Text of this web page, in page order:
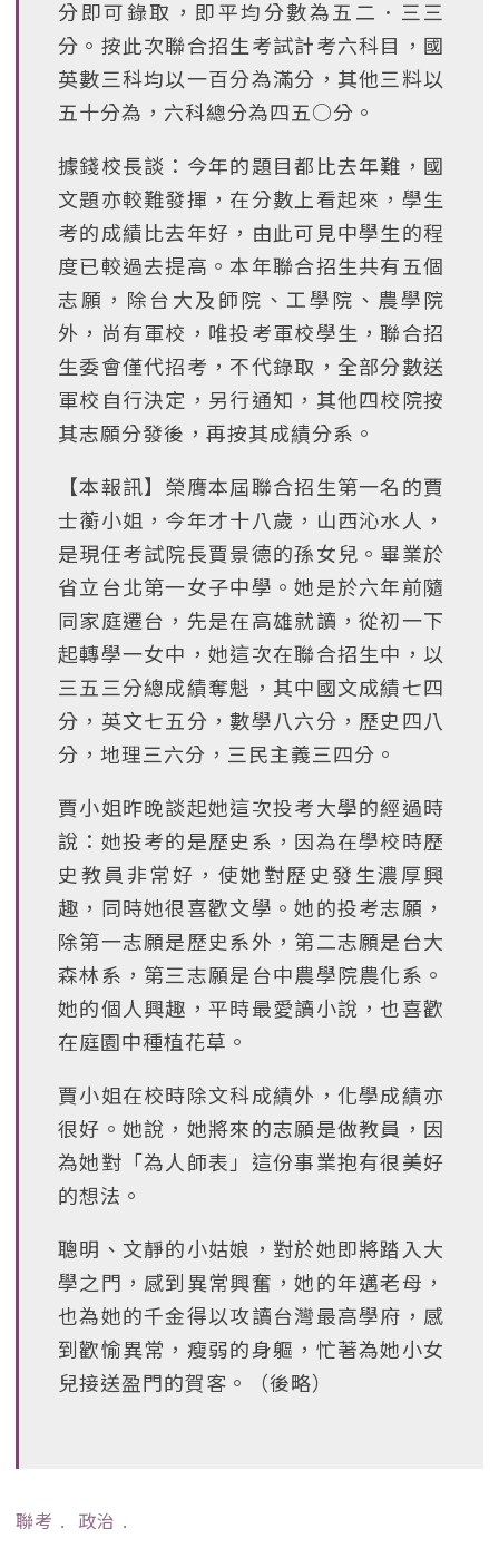
分即可錄取，即平均分數為五二．三三
分。按此次聯合招生考試計考六科目，國
英數三科均以一百分為滿分，其他三料以
五十分為，六科總分為四五○分。
據錢校長談：今年的題目都比去年難，國
文題亦較難發揮，在分數上看起來，學生
考的成績比去年好，由此可見中學生的程
度已較過去提高。本年聯合招生共有五個
志願，除台大及師院、工學院、農學院
外，尚有軍校，唯投考軍校學生，聯合招
生委會僅代招考，不代錄取，全部分數送
軍校自行決定，另行通知，其他四校院按
其志願分發後，再按其成績分系。
【本報訊】榮膺本屆聯合招生第一名的賈
士蘅小姐，今年才十八歲，山西沁水人，
是現任考試院長賈景德的孫女兒。畢業於
省立台北第一女子中學。她是於六年前隨
同家庭遷台，先是在高雄就讀，從初一下
起轉學一女中，她這次在聯合招生中，以
三五三分總成績奪魁，其中國文成績七四
分，英文七五分，數學八六分，歷史四八
分，地理三六分，三民主義三四分。
賈小姐昨晚談起她這次投考大學的經過時
說：她投考的是歷史系，因為在學校時歷
史教員非常好，使她對歷史發生濃厚興
趣，同時她很喜歡文學。她的投考志願，
除第一志願是歷史系外，第二志願是台大
森林系，第三志願是台中農學院農化系。
她的個人興趣，平時最愛讀小說，也喜歡
在庭園中種植花草。
賈小姐在校時除文科成績外，化學成績亦
很好。她說，她將來的志願是做教員，因
為她對「為人師表」這份事業抱有很美好
的想法。
聰明、文靜的小姑娘，對於她即將踏入大
學之門，感到異常興奮，她的年邁老母，
也為她的千金得以攻讀台灣最高學府，感
到歡愉異常，瘦弱的身軀，忙著為她小女
兒接送盈門的賀客。（後略）
聯考 ﹒ 政治 ﹒